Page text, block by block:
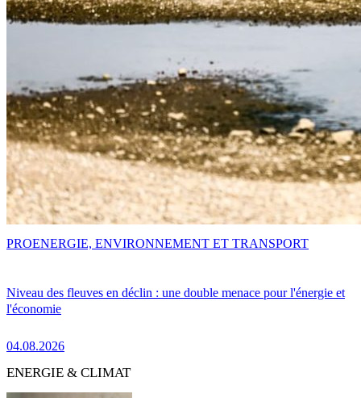
Niveau des fleuves en déclin : une double menace pour l'énergie et
l'économie
04.08.2026
PROENERGIE, ENVIRONNEMENT ET TRANSPORT
ENERGIE & CLIMAT